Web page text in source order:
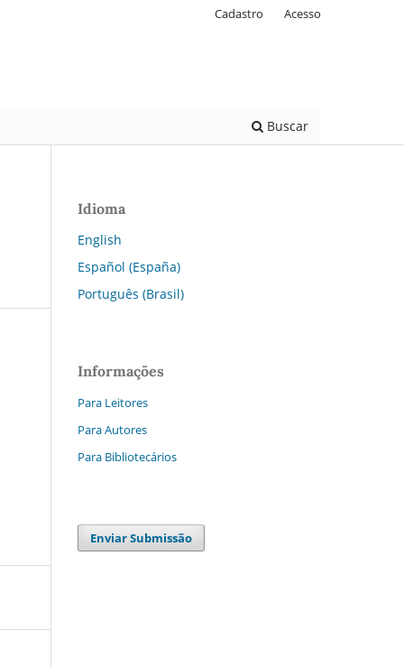
Buscar
Cadastro Acesso
Idioma
English
Español (España)
Português (Brasil)
Informações
Para Leitores
Para Autores
Para Bibliotecários
Enviar Submissão